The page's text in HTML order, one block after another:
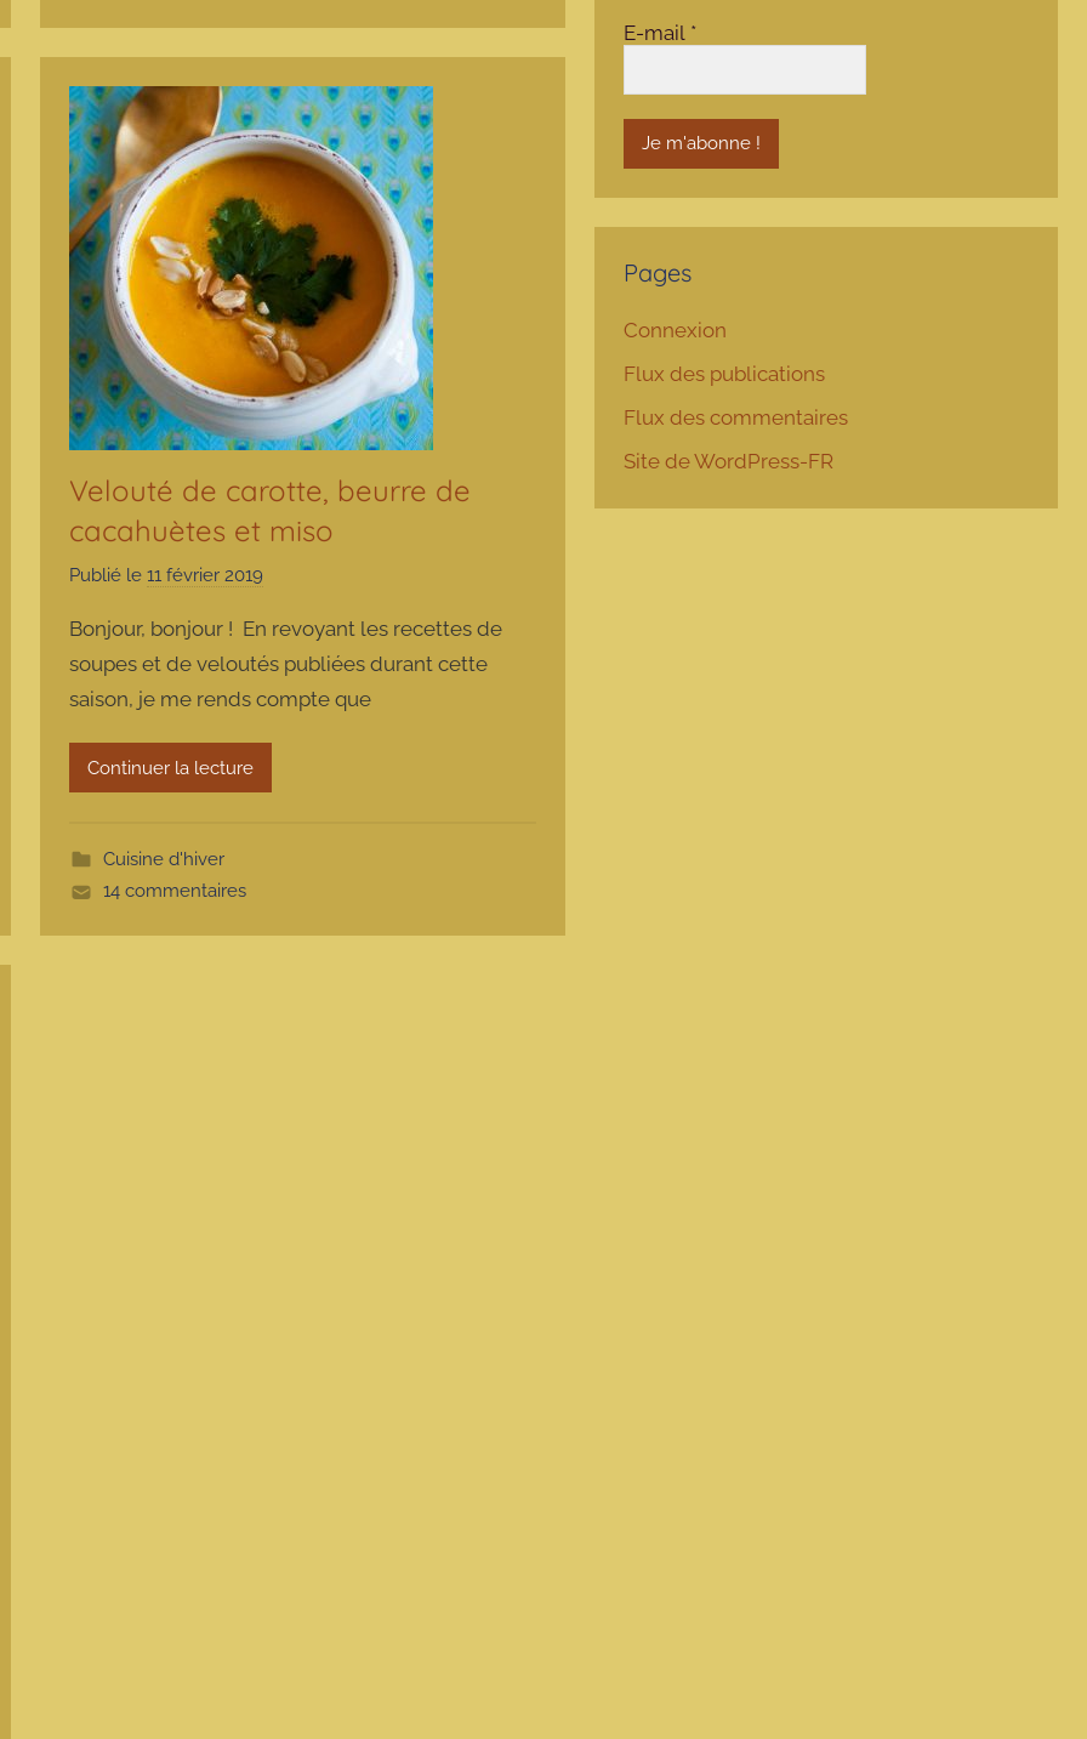
Velouté de carotte, beurre de
cacahuètes et miso
Publié le11 février 2019
r
m
a
o
Bonjour, bonjour ! En revoyant les recettes de
soupes et de veloutés publiées durant cette
saison, je me rends compte que
Continuer la lecture
Cuisine d'hiver
14 commentaires
E-mail *
Pages
Connexion
Flux des publications
Flux des commentaires
Site de WordPress-FR